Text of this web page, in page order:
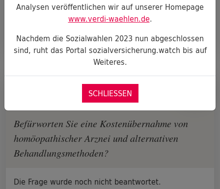
DETAILS ANZEIGEN
Frage anCharlotte Johnson
Befürworten Sie eine Kostenübernahme von
homöopathischer Arznei und alternativen
Behandlungsmethoden?
Die Frage wurde noch nicht beantwortet.
Analysen veröffentlichen wir auf unserer Homepage
www.verdi-waehlen.de.
Nachdem die Sozialwahlen 2023 nun abgeschlossen
sind, ruht das Portal sozialversicherung.watch bis auf
Weiteres.
SCHLIESSEN